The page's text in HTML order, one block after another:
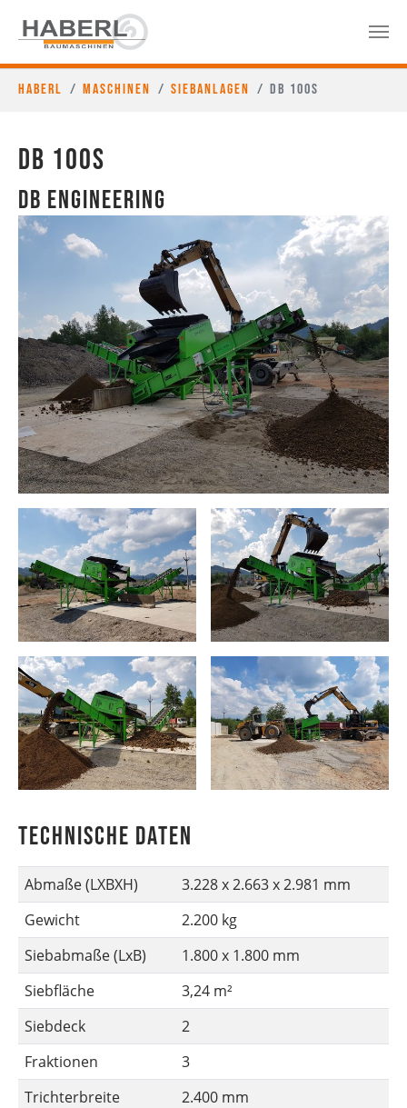
Haberl Maschinen Siebanlagen DB 100S
DB 100S
DB Engineering
Technische Daten
Abmaße (LXBXH)
3.228 x 2.663 x 2.981 mm
Gewicht
2.200 kg
Siebabmaße (LxB)
1.800 x 1.800 mm
Siebfläche
3,24 m²
Siebdeck
2
Fraktionen
3
Trichterbreite
2.400 mm